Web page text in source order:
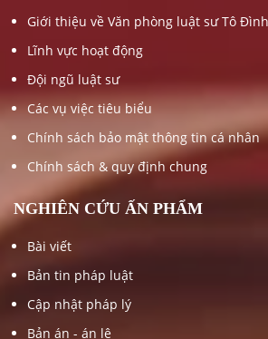
Giới thiệu về Văn phòng luật sư Tô
Lĩnh vực hoạt động
Đội ngũ luật sư
Các vụ việc tiêu biểu
Chính sách bảo mật thông tin cá nhân
Chính sách & quy định chung
NGHIÊN CỨU ẤN PHẨM
Bài viết
Bản tin pháp luật
Cập nhật pháp lý
Bản án - án lệ